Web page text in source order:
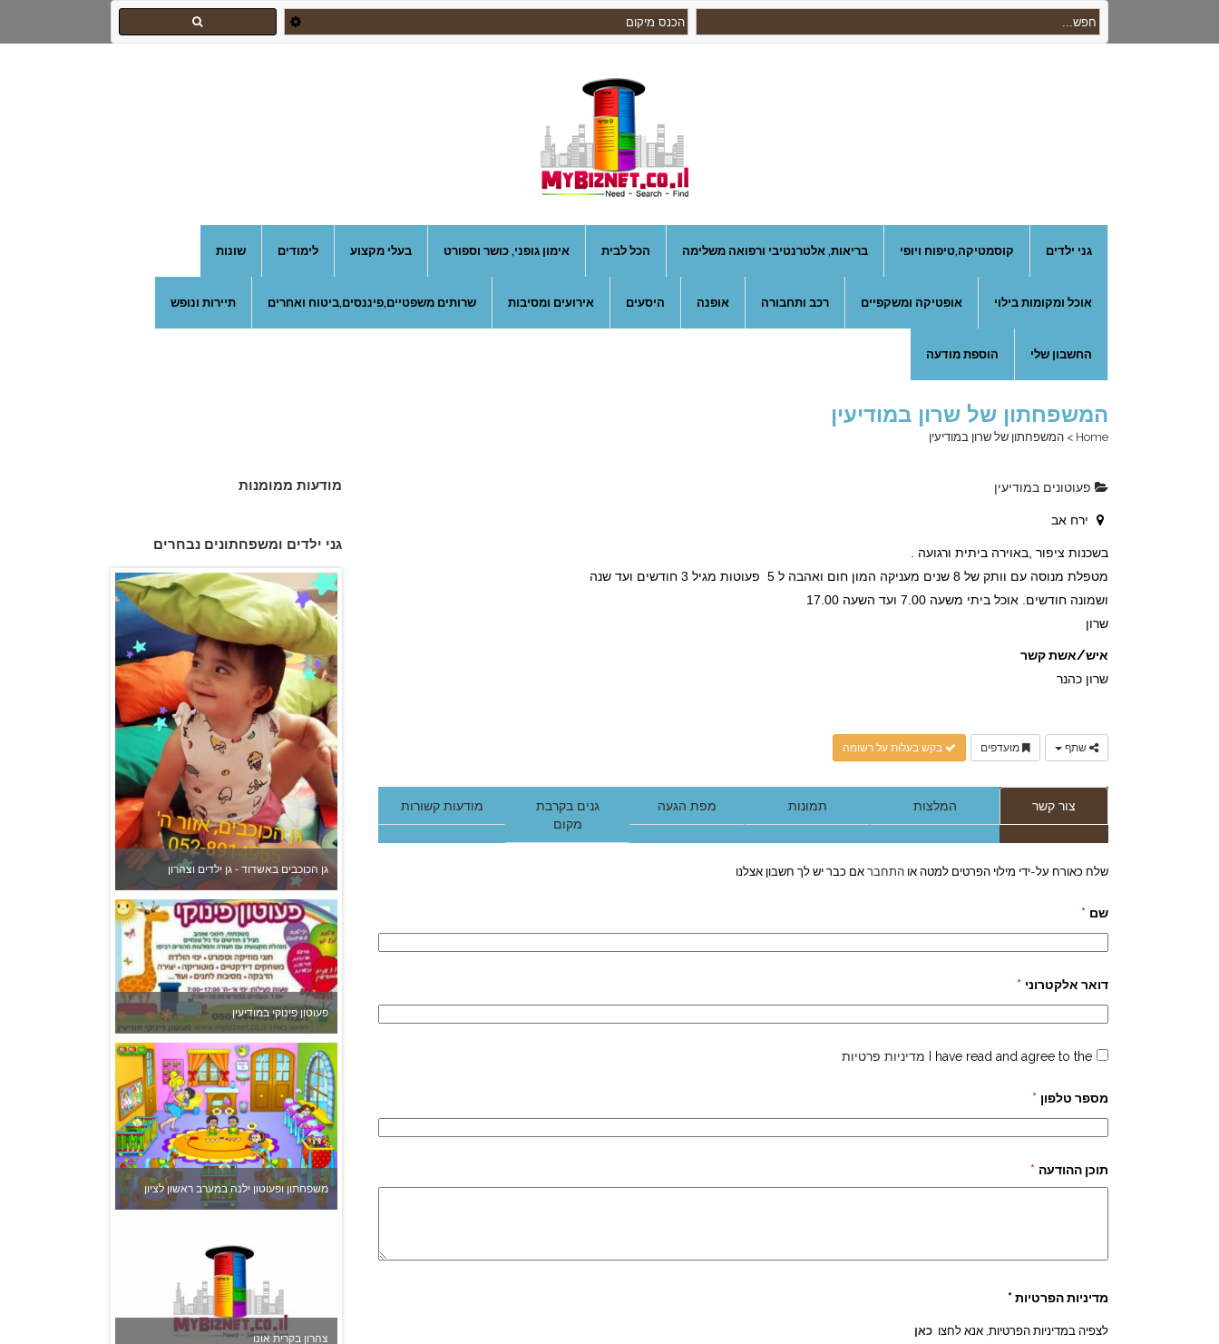
גני ילדים קוסמטיקה,טיפוח ויופי בריאות, אלטרנטיבי ורפואה משלימה הכל לבית אימון גופני, כושר וספורט בעלי מקצוע לימודים שונות
אוכל ומקומות בילוי אופטיקה ומשקפיים רכב ותחבורה אופנה היסעים אירועים ומסיבות שרותים משפטיים,פיננסים,ביטוח ואחרים תיירות ונופש
החשבון שלי הוספת מודעה
המשפחתון של שרון במודיעין
Home
> המשפחתון של שרון במודיעין
פעוטונים במודיעין
ירח אב
בשכנות ציפור ,באוירה ביתית ורגועה .
מטפלת מנוסה עם וותק של 8 שנים מעניקה המון חום ואהבה ל 5 פעוטות מגיל 3 חודשים ועד שנה
ושמונה חודשים. אוכל ביתי משעה 7.00 ועד השעה 17.00
שרון
איש/אשת קשר
שרון כהנר
שתף מועדפים בקש בעלות על רשומה
צור קשר המלצות תמונות מפת הגעה
גנים בקרבת
מקום
מודעות קשורות
שלח כאורח על-ידי מילוי הפרטים למטה או התחבראם כבר יש לך חשבון אצלנו
שם *
דואר אלקטרוני *
I have read and agree to the מדיניות פרטיות
מספר טלפון *
תוכן ההודעה *
מדיניות הפרטיות *
לצפיה במדיניות הפרטיות, אנא לחצו כאן
מודעות ממומנות
גני ילדים ומשפחתונים נבחרים
גן הכוכבים באשדוד - גן ילדים וצהרון
פעוטון פינוקי במודיעין
משפחתון ופעוטון ילנה במערב ראשון לציון
צהרון בקרית אונו